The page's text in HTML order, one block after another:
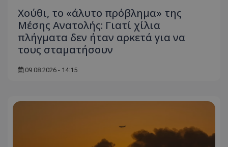
Χούθι, το «άλυτο πρόβλημα» της
Μέσης Ανατολής: Γιατί χίλια
πλήγματα δεν ήταν αρκετά για να
τους σταματήσουν
09.08.2026 - 14:15